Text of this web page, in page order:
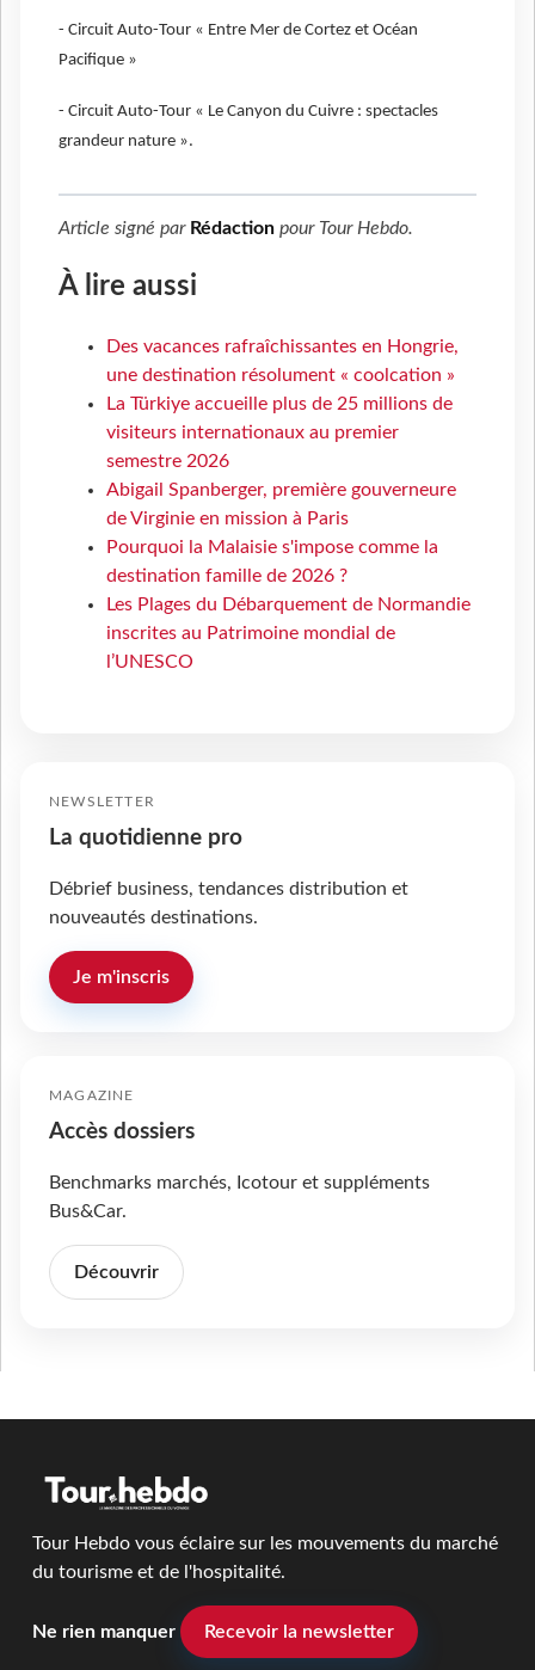
- Circuit Auto-Tour « Entre Mer de Cortez et Océan
Pacifique »
- Circuit Auto-Tour « Le Canyon du Cuivre : spectacles
grandeur nature ».
Article signé par Rédaction pour Tour Hebdo.
À lire aussi
Des vacances rafraîchissantes en Hongrie,
une destination résolument « coolcation »
La Türkiye accueille plus de 25 millions de
visiteurs internationaux au premier
semestre 2026
Abigail Spanberger, première gouverneure
de Virginie en mission à Paris
Pourquoi la Malaisie s'impose comme la
destination famille de 2026 ?
Les Plages du Débarquement de Normandie
inscrites au Patrimoine mondial de
l’UNESCO
NEWSLETTER
La quotidienne pro
Débrief business, tendances distribution et
nouveautés destinations.
Je m'inscris
MAGAZINE
Accès dossiers
Benchmarks marchés, Icotour et suppléments
Bus&Car.
Découvrir
Tour Hebdo vous éclaire sur les mouvements du marché
du tourisme et de l'hospitalité.
Ne rien manquer Recevoir la newsletter